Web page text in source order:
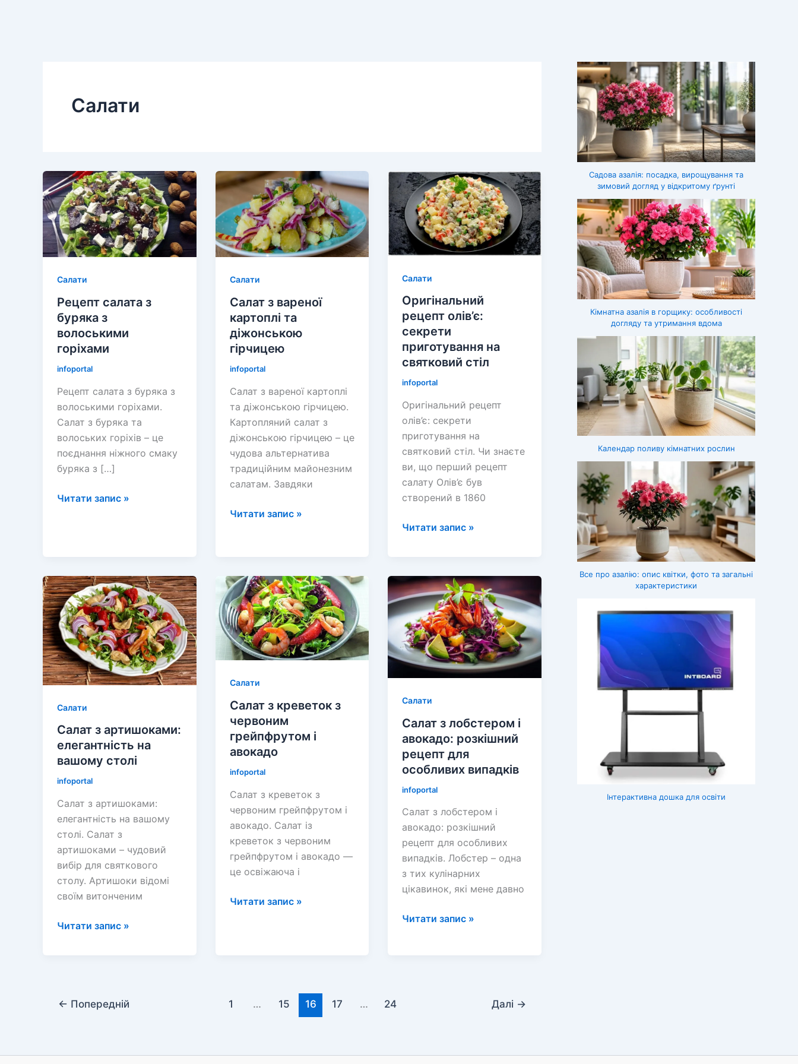
Салати
Салати
Рецепт салата з
буряка з
волоськими
горіхами
infoportal
Рецепт салата з буряка з
волоськими горіхами.
Салат з буряка та
волоських горіхів – це
поєднання ніжного смаку
буряка з […]
Рецепт
волоськими
горіхами
Читати запис »
Салати
Салат з вареної
картоплі та
діжонською
гірчицею
infoportal
Салат з вареної картоплі
та діжонською гірчицею.
Картопляний салат з
діжонською гірчицею – це
чудова альтернатива
традиційним майонезним
салатам. Завдяки
Салат
та
діжонською
гірчицею
Читати запис »
Салати
Оригінальний
рецепт олів’є:
секрети
приготування на
святковий стіл
infoportal
Оригінальний рецепт
олів’є: секрети
приготування на
святковий стіл. Чи знаєте
ви, що перший рецепт
салату Олів’є був
створений в 1860
Оригінальний
секрети
приготування
на
святковий
стіл
Читати запис »
Салати
Салат з артишоками:
елегантність на
вашому столі
infoportal
Салат з артишоками:
елегантність на вашому
столі. Салат з
артишоками – чудовий
вибір для святкового
столу. Артишоки відомі
своїм витонченим
Салат
вашому
Читати запис »
Салати
Салат з креветок з
червоним
грейпфрутом і
авокадо
infoportal
Салат з креветок з
червоним грейпфрутом і
авокадо. Салат із
креветок з червоним
грейпфрутом і авокадо —
це освіжаюча і
Салат
авокадо
Читати запис »
Салати
Салат з лобстером і
авокадо: розкішний
рецепт для
особливих випадків
infoportal
Салат з лобстером і
авокадо: розкішний
рецепт для особливих
випадків. Лобстер – одна
з тих кулінарних
цікавинок, які мене давно
Салат
випадків
Читати запис »
← Попередній 1 … 15 16 17 … 24 Далі →
Садова азалія: посадка, вирощування та
зимовий догляд у відкритому ґрунті
Кімнатна азалія в горщику: особливості
догляду та утримання вдома
Календар поливу кімнатних рослин
Все про азалію: опис квітки, фото та загальні
характеристики
Інтерактивна дошка для освіти